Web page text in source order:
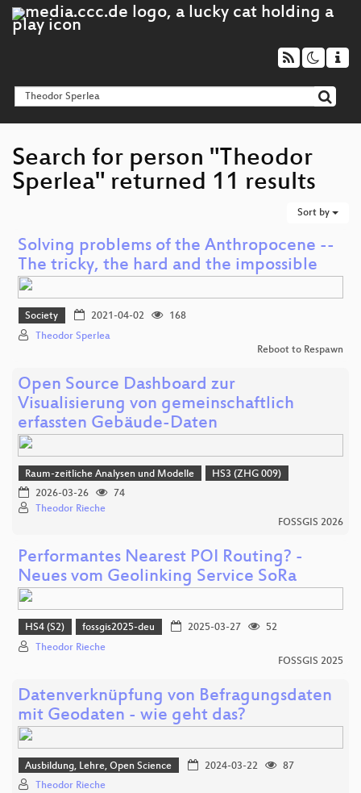
Search for person "Theodor
Sperlea" returned 11 results
Sort by
Solving problems of the Anthropocene --
The tricky, the hard and the impossible
Society 2021-04-02
168
Theodor Sperlea
Reboot to Respawn
Open Source Dashboard zur
Visualisierung von gemeinschaftlich
erfassten Gebäude-Daten
Raum-zeitliche Analysen und Modelle
HS3 (ZHG 009)
2026-03-26
74
Theodor Rieche
FOSSGIS 2026
Performantes Nearest POI Routing? -
Neues vom Geolinking Service SoRa
HS4 (S2) fossgis2025-deu 2025-03-27
52
Theodor Rieche
FOSSGIS 2025
Datenverknüpfung von Befragungsdaten
mit Geodaten - wie geht das?
Ausbildung, Lehre, Open Science 2024-03-22
87
Theodor Rieche